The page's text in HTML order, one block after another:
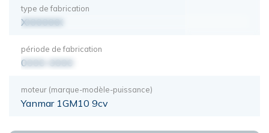
type de fabrication
XXXXXXX
période de fabrication
0000-0000
moteur (marque-modèle-puissance)
Yanmar 1GM10 9cv